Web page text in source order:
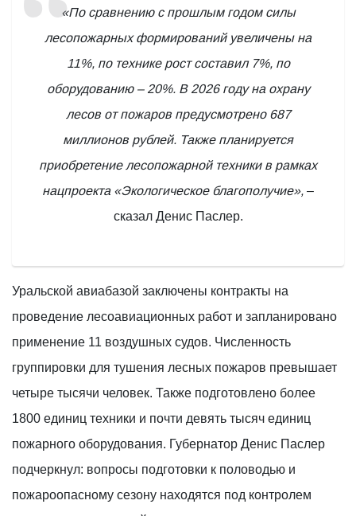
«По сравнению с прошлым годом силы
лесопожарных формирований увеличены на
11%, по технике рост составил 7%, по
оборудованию – 20%. В 2026 году на охрану
лесов от пожаров предусмотрено 687
миллионов рублей. Также планируется
приобретение лесопожарной техники в рамках
нацпроекта «Экологическое благополучие», –
сказал Денис Паслер.
Уральской авиабазой заключены контракты на
проведение лесоавиационных работ и запланировано
применение 11 воздушных судов. Численность
группировки для тушения лесных пожаров превышает
четыре тысячи человек. Также подготовлено более
1800 единиц техники и почти девять тысяч единиц
пожарного оборудования. Губернатор Денис Паслер
подчеркнул: вопросы подготовки к половодью и
пожароопасному сезону находятся под контролем